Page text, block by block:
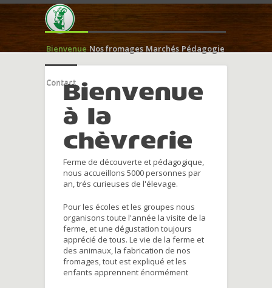
Bienvenue Nos fromages Marchés Pédagogie
ContactBienvenue
à la
chèvrerie
Ferme de découverte et pédagogique,
nous accueillons 5000 personnes par
an, trés curieuses de l'élevage.
Pour les écoles et les groupes nous
organisons toute l'année la visite de la
ferme, et une dégustation toujours
apprécié de tous. Le vie de la ferme et
des animaux, la fabrication de nos
fromages, tout est expliqué et les
enfants apprennent énormément